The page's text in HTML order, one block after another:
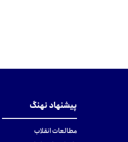
پیشنهاد نهنگ
مطالعات انقلاب